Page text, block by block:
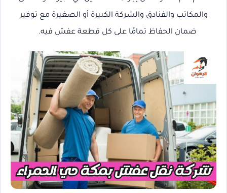
والمكاتب والفنادق والشركة الكبيرة أو الصغيرة مع توفير
ضمان الحفاظ تمامًا على كل قطعة عفش فيه.